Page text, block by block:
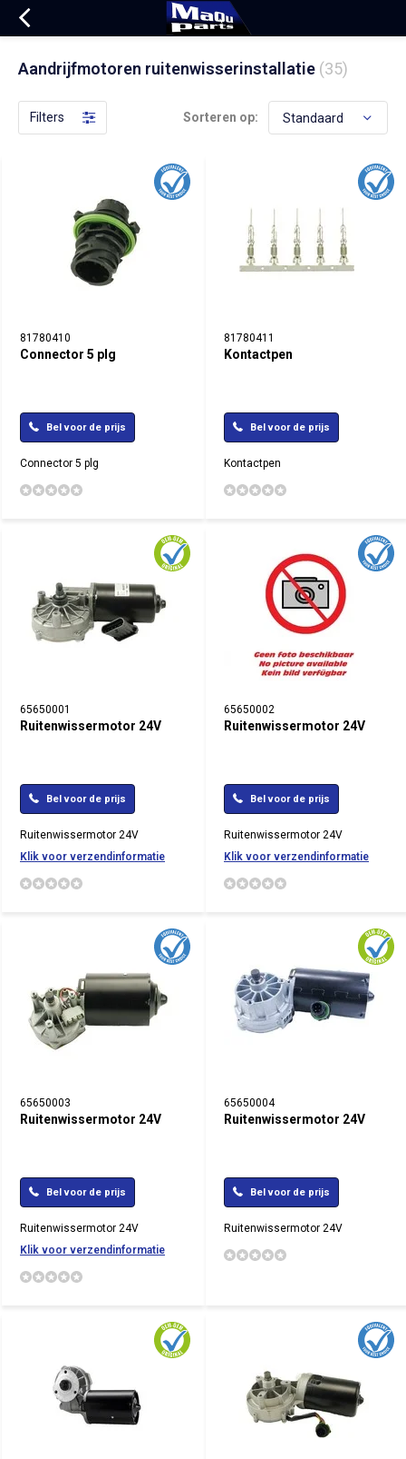
Aandrijfmotoren ruitenwisserinstallatie (35)
Filters Sorteren op:
81780410
Connector 5 plg
Bel voor de prijs
Connector 5 plg
81780411
Kontactpen
Bel voor de prijs
Kontactpen
65650001
Ruitenwissermotor 24V
Bel voor de prijs
Ruitenwissermotor 24V
Klik voor verzendinformatie
65650002
Ruitenwissermotor 24V
Bel voor de prijs
Ruitenwissermotor 24V
Klik voor verzendinformatie
65650003
Ruitenwissermotor 24V
Bel voor de prijs
Ruitenwissermotor 24V
Klik voor verzendinformatie
65650004
Ruitenwissermotor 24V
Bel voor de prijs
Ruitenwissermotor 24V